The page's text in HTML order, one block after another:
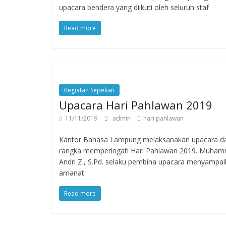
upacara bendera yang diikuti oleh seluruh staf
Read more
Kegiatan Sepekan
Upacara Hari Pahlawan 2019
11/11/2019 admin hari pahlawan
Kantor Bahasa Lampung melaksanakan upacara
rangka memperingati Hari Pahlawan 2019.
Andri Z., S.Pd. selaku pembina upacara
amanat
Read more